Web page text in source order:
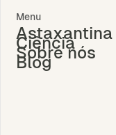
Menu
Astaxantina
Ciência
Sobre nós
Blog